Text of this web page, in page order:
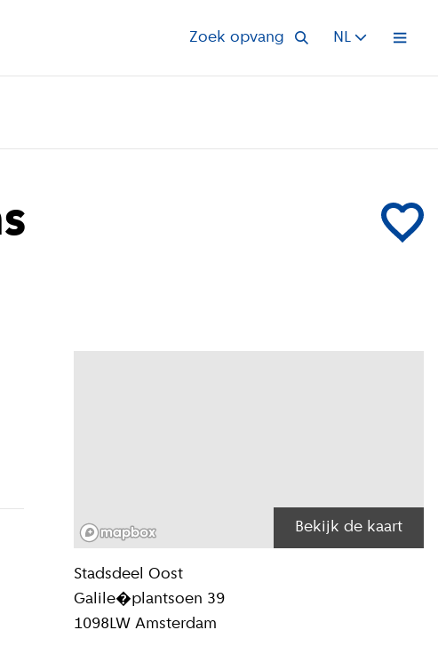
Zoek opvang NL Open
Voeg
Bekijk de kaart
Stadsdeel Oost
Galile�plantsoen 39
1098LW Amsterdam